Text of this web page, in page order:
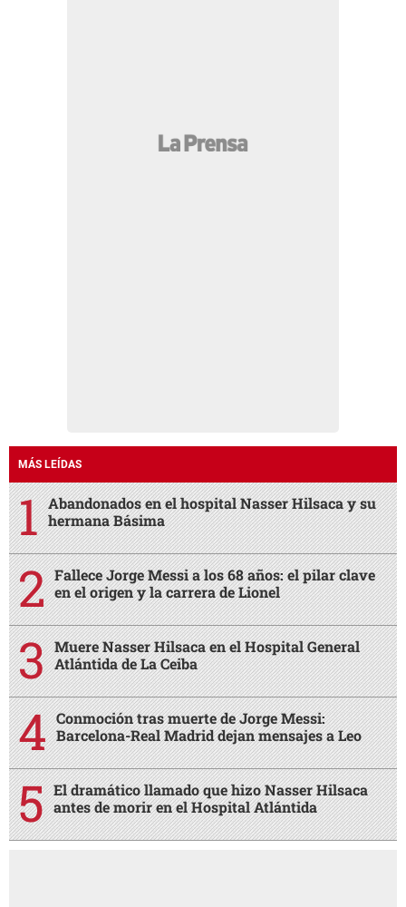
MÁS LEÍDAS
Abandonados en el hospital Nasser Hilsaca y su
hermana Básima
Fallece Jorge Messi a los 68 años: el pilar clave
en el origen y la carrera de Lionel
Muere Nasser Hilsaca en el Hospital General
Atlántida de La Ceiba
Conmoción tras muerte de Jorge Messi:
Barcelona-Real Madrid dejan mensajes a Leo
El dramático llamado que hizo Nasser Hilsaca
antes de morir en el Hospital Atlántida